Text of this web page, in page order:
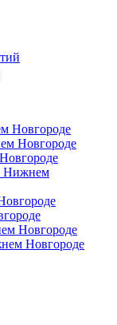
Новгороде
Новгороде
Нижнем
Новгороде
Новгороде